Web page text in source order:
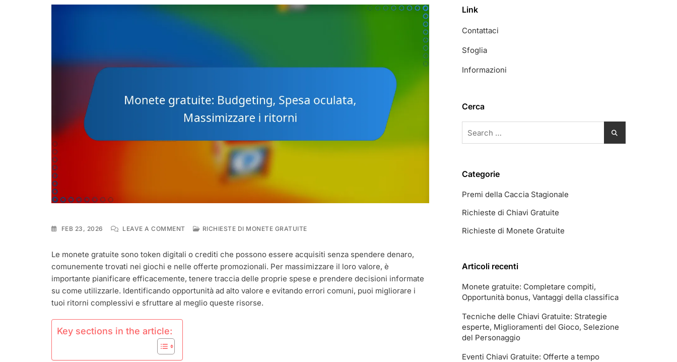
FEB 23, 2026 LEAVE A COMMENTON
BUDGETING,
SPESA
OCULATA,
MASSIMIZZARE
I
RITORNI
RICHIESTE DI MONETE GRATUITE
Le monete gratuite sono token digitali o crediti che possono essere acquisiti senza spendere denaro,
comunemente trovati nei giochi e nelle offerte promozionali. Per massimizzare il loro valore, è
importante pianificare efficacemente, tenere traccia delle proprie spese e prendere decisioni informate
su come utilizzarle. Identificando opportunità ad alto valore e evitando errori comuni, puoi migliorare i
tuoi ritorni complessivi e sfruttare al meglio queste risorse.
Key sections in the article:
Link
Contattaci
Sfoglia
Informazioni
Cerca
for:
Categorie
Premi della Caccia Stagionale
Richieste di Chiavi Gratuite
Richieste di Monete Gratuite
Articoli recenti
Monete gratuite: Completare compiti,
Opportunità bonus, Vantaggi della classifica
Tecniche delle Chiavi Gratuite: Strategie
esperte, Miglioramenti del Gioco, Selezione
del Personaggio
Eventi Chiavi Gratuite: Offerte a tempo